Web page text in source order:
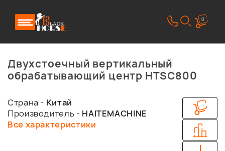
0
Двухстоечный вертикальный
обрабатывающий центр HTSC800
Страна - Китай
Производитель - HAITEMACHINE
Все характеристики